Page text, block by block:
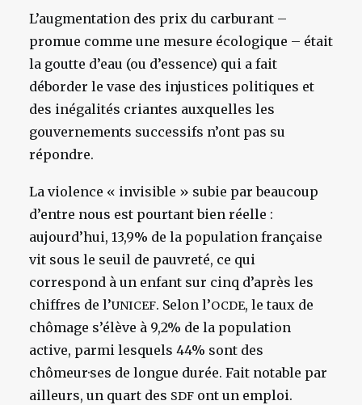
L’augmentation des prix du carburant –
promue comme une mesure écologique – était
la goutte d’eau (ou d’essence) qui a fait
déborder le vase des injustices politiques et
des inégalités criantes auxquelles les
gouvernements successifs n’ont pas su
répondre.
La violence « invisible » subie par beaucoup
d’entre nous est pourtant bien réelle :
aujourd’hui, 13,9% de la population française
vit sous le seuil de pauvreté, ce qui
correspond à un enfant sur cinq d’après les
chiffres de l’UNICEF. Selon l’OCDE, le taux de
chômage s’élève à 9,2% de la population
active, parmi lesquels 44% sont des
chômeur·ses de longue durée. Fait notable par
ailleurs, un quart des SDF ont un emploi.